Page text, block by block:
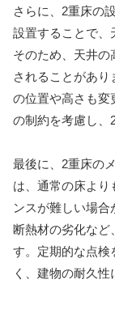
さらに、2重床の
設置することで、
そのため、天井の
されることがあ
の位置や高さも変
の制約を考慮し、
最後に、2重床の
は、通常の床より
ンスが難しい場
断熱材の劣化な
す。定期的な点検
く、建物の耐久性